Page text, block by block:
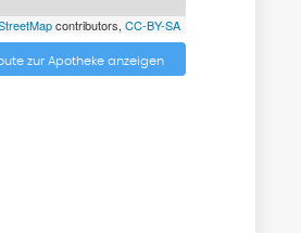
contributors, CC-BY-SA
zur Apotheke anzeigen